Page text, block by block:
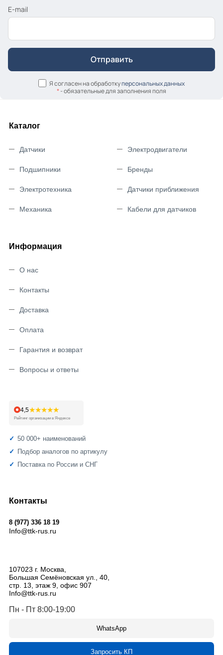
E-mail
Я согласен на обработкуперсональных данных
*- обязательные для заполнения поля
Каталог
Датчики
Подшипники
Электротехника
Механика
Электродвигатели
Бренды
Датчики приближения
Кабели для датчиков
Информация
О нас
Контакты
Доставка
Оплата
Гарантия и возврат
Вопросы и ответы
4,5★★★★★
Рейтинг организации в Яндексе
50 000+ наименований
Подбор аналогов по артикулу
Поставка по России и СНГ
Контакты
8 (977) 336 18 19
Info@ttk-rus.ru
107023 г. Москва,
Большая Семёновская ул., 40,
стр. 13, этаж 9, офис 907
Info@ttk-rus.ru
Пн - Пт 8:00-19:00
WhatsApp
Запросить КП